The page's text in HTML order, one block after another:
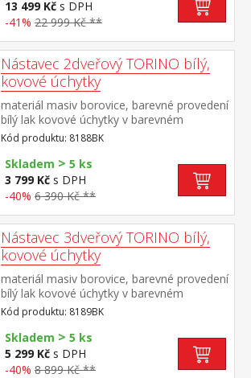
kovovými pojezdy doporučený nástavec
8189BK
13 499 Kč s DPH
-41% 22 999 Kč **
Nástavec 2dveřový TORINO bílý,
kovové úchytky
materiál masiv borovice, barevné provedení
bílý lak kovové úchytky v barevném
provedení černěná mosaz nástavec pro
skříň 8088BK
Kód produktu: 8188BK
Skladem > 5 ks
3 799 Kč s DPH
-40% 6 390 Kč **
Nástavec 3dveřový TORINO bílý,
kovové úchytky
materiál masiv borovice, barevné provedení
bílý lak kovové úchytky v barevném
provedení černěná mosaz nástavec pro
skříň 8089BK
Kód produktu: 8189BK
Skladem > 5 ks
5 299 Kč s DPH
-40% 8 899 Kč **